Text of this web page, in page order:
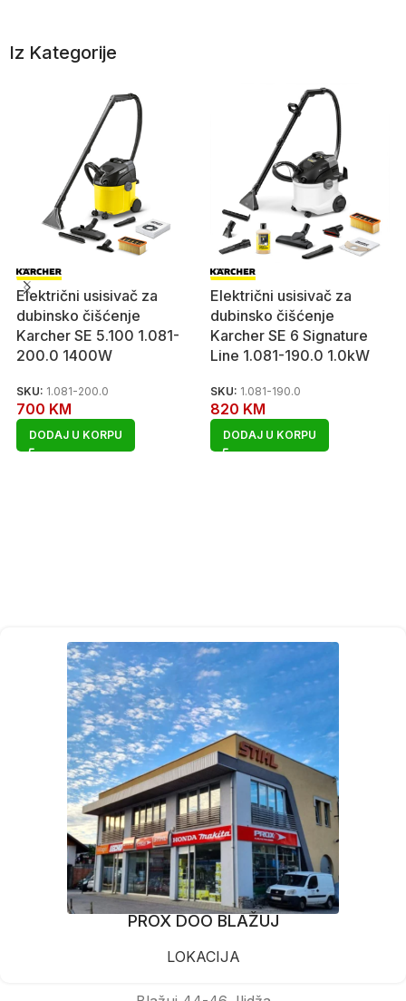
Iz Kategorije
Električni usisivač za
dubinsko čišćenje
Karcher SE 5.100 1.081-
200.0 1400W
SKU: 1.081-200.0
700 KM
DODAJ U KORPU
Električni usisivač za
dubinsko čišćenje
Karcher SE 6 Signature
Line 1.081-190.0 1.0kW
SKU: 1.081-190.0
820 KM
DODAJ U KORPU
PROX DOO BLAŽUJ
LOKACIJA